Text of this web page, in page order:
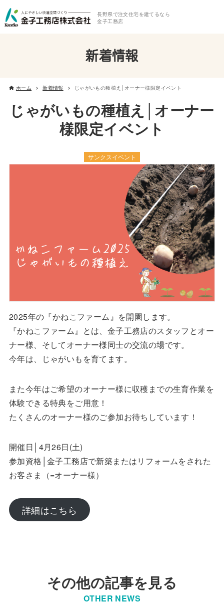
長野県で注文住宅を建てるなら
金子工務店
新着情報
ホーム 新着情報 じゃがいもの種植え│オーナー様限定イベント
じゃがいもの種植え│オーナー
様限定イベント
サンクスイベント
2025年の『かねこファーム』を開園します。
『かねこファーム』とは、金子工務店のスタッフとオー
ナー様、そしてオーナー様同士の交流の場です。
今年は、じゃがいもを育てます。
また今年はご希望のオーナー様に収穫までの生育作業を
体験できる特典をご用意！
たくさんのオーナー様のご参加お待ちしています！
開催日│4月26日(土)
参加資格│金子工務店で新築またはリフォームをされた
お客さま（=オーナー様）
詳細はこちら
その他の記事を見る
OTHER NEWS